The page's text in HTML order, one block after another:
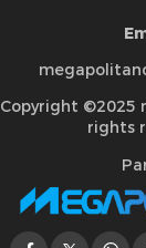
Copyright ©2025
rights